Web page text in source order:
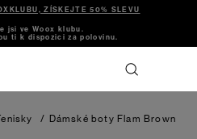
ZÍSKEJTE 50% SLEVU
jsi ve Woox klubu.
ti k dispozici za polovinu.
/ Dámské boty Flam Brown